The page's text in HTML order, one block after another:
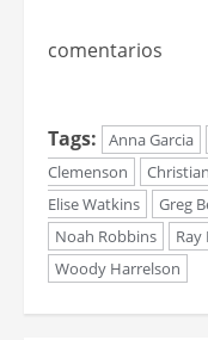
comentarios
Tags: Anna Garcia
Clemenson
Elise Watkins
Greg
Noah Robbins
Ray
Woody Harrelson